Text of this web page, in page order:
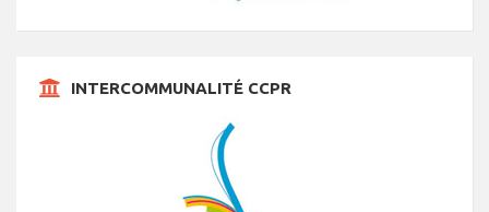
INTERCOMMUNALITÉ CCPR